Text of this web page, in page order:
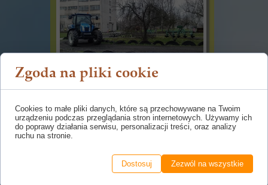
Zgoda na pliki cookie
Cookies to małe pliki danych, które są przechowywane na Twoim
urządzeniu podczas przeglądania stron internetowych. Używamy ich
do poprawy działania serwisu, personalizacji treści, oraz analizy
ruchu na stronie.
Dostosuj Zezwól na wszystkie